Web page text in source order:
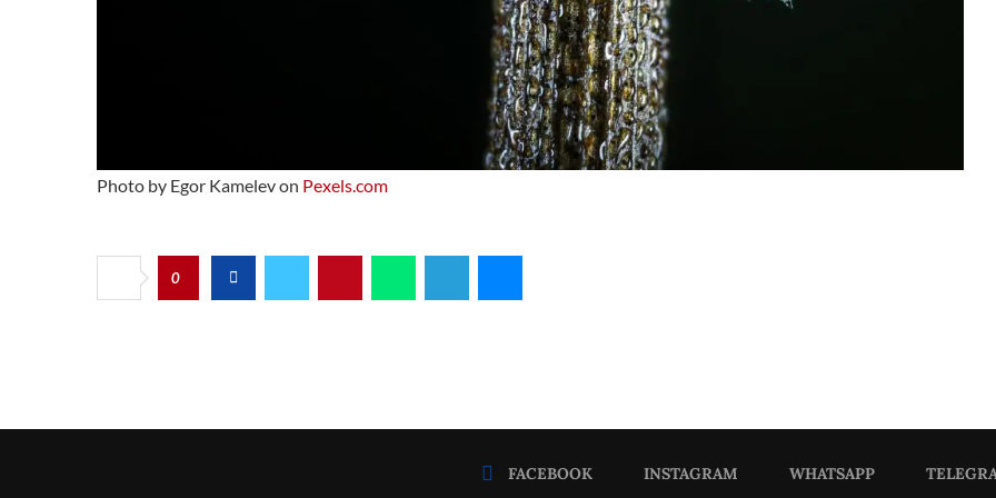
Photo by Egor Kamelev on Pexels.com
0
FACEBOOK INSTAGRAM WHATSAPP